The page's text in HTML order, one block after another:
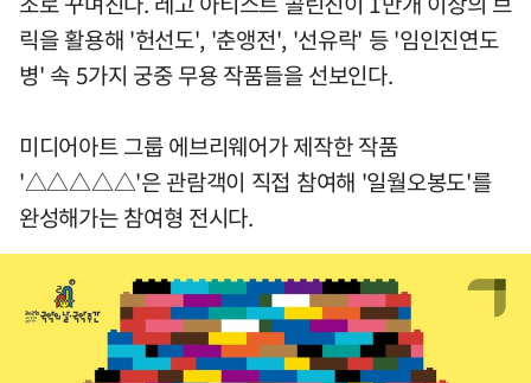
릭을 활용해 '헌선도', '춘앵전', '선유락' 등 '임인진연도
병' 속 5가지 궁중 무용 작품들을 선보인다.
미디어아트 그룹 에브리웨어가 제작한 작품
'△△△△△'은 관람객이 직접 참여해 '일월오봉도'를
완성해가는 참여형 전시다.